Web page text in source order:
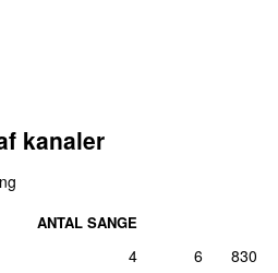
kanaler
ANTAL SANGE
4 6
830